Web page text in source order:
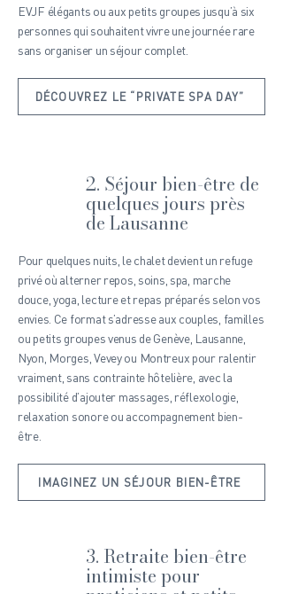
EVJF élégants ou aux petits groupes jusqu’à six
personnes qui souhaitent vivre une journée rare
sans organiser un séjour complet.
DÉCOUVREZ LE “PRIVATE SPA DAY”
2. Séjour bien-être de
quelques jours près
de Lausanne
Pour quelques nuits, le chalet devient un refuge
privé où alterner repos, soins, spa, marche
douce, yoga, lecture et repas préparés selon vos
envies. Ce format s’adresse aux couples, familles
ou petits groupes venus de Genève, Lausanne,
Nyon, Morges, Vevey ou Montreux pour ralentir
vraiment, sans contrainte hôtelière, avec la
possibilité d’ajouter massages, réflexologie,
relaxation sonore ou accompagnement bien-
être.
IMAGINEZ UN SÉJOUR BIEN-ÊTRE
3. Retraite bien-être
intimiste pour